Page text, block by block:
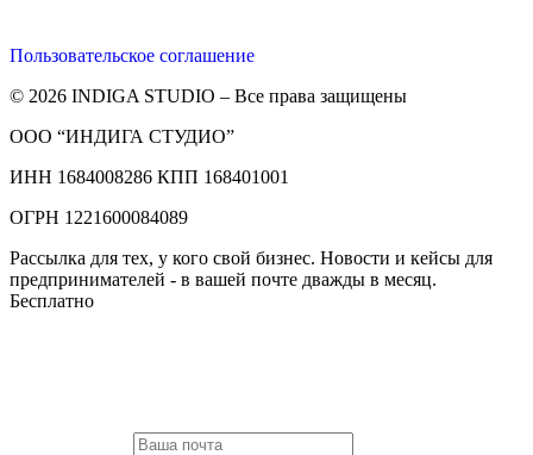
Пользовательское соглашение
© 2026 INDIGA STUDIO – Все права защищены
ООО “ИНДИГА СТУДИО”
ИНН 1684008286 КПП 168401001
ОГРН 1221600084089
Рассылка для тех, у кого свой бизнес. Новости и кейсы для
предпринимателей - в вашей почте дважды в месяц.
Бесплатно